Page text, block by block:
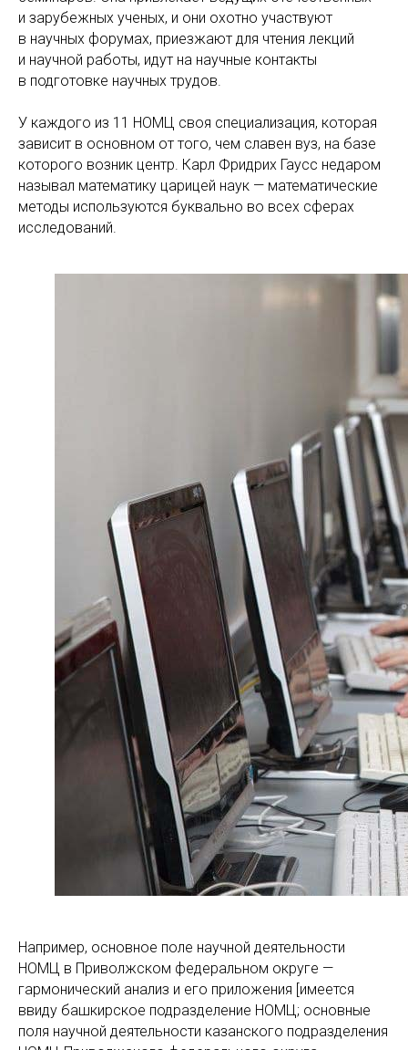
и зарубежных ученых, и они охотно участвуют
в научных форумах, приезжают для чтения лекций
и научной работы, идут на научные контакты
в подготовке научных трудов.
У каждого из 11 НОМЦ своя специализация, которая
зависит в основном от того, чем славен вуз, на базе
которого возник центр. Карл Фридрих Гаусс недаром
называл математику царицей наук — математические
методы используются буквально во всех сферах
исследований.
Например, основное поле научной деятельности
НОМЦ в Приволжском федеральном округе —
гармонический анализ и его приложения [имеется
ввиду башкирское подразделение НОМЦ; основные
поля научной деятельности казанского подразделения